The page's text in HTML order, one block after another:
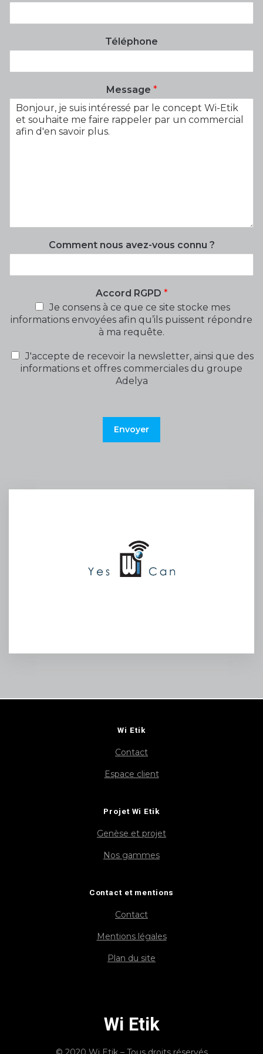
Téléphone
Message *
Comment nous avez-vous connu ?
Accord RGPD *
Je consens à ce que ce site stocke mes
informations envoyées afin qu’ils puissent répondre
à ma requête.
J'accepte de recevoir la newsletter, ainsi que des
informations et offres commerciales du groupe
Adelya
Envoyer
Wi Etik
Contact
Espace client
Projet Wi Etik
Genèse et projet
Nos gammes
Contact et mentions
Contact
Mentions légales
Plan du site
Wi Etik